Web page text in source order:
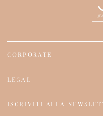
CORPORATE
LEGAL
ISCRIVITI ALLA